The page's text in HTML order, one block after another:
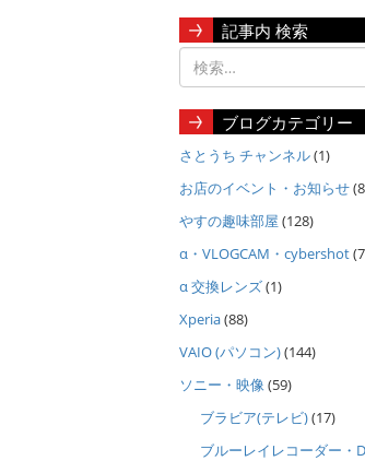
記事内 検索
ブログカテゴリー
さとうち チャンネル(1)
お店のイベント・お知らせ
やすの趣味部屋 (128)
α・VLOGCAM・cybershot
α 交換レンズ(1)
Xperia(88)
VAIO (パソコン)(144)
ソニー・映像(59)
ブラビア(テレビ)(17)
ブルーレイレコーダー・